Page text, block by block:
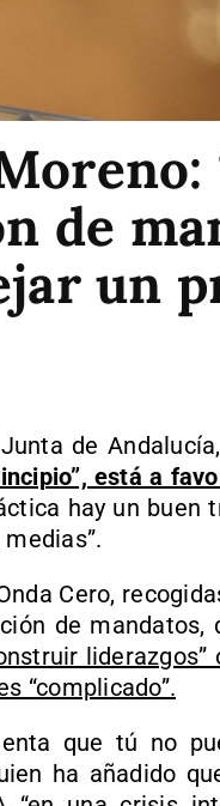
de
un
de Andalucía,
está a
hay un buen
Cero,
de mandatos,
“complicado”.
que tú no
ha añadido